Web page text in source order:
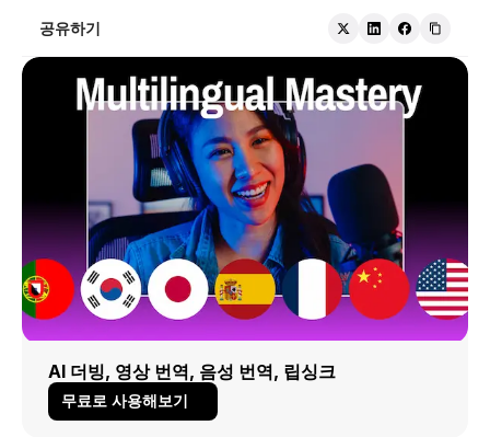
공유하기
AI 더빙, 영상 번역, 음성 번역, 립싱크
무료로 사용해보기